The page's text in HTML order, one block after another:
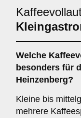
Welche
besonders für
Heinzenberg?
Kleine bis
mehrere